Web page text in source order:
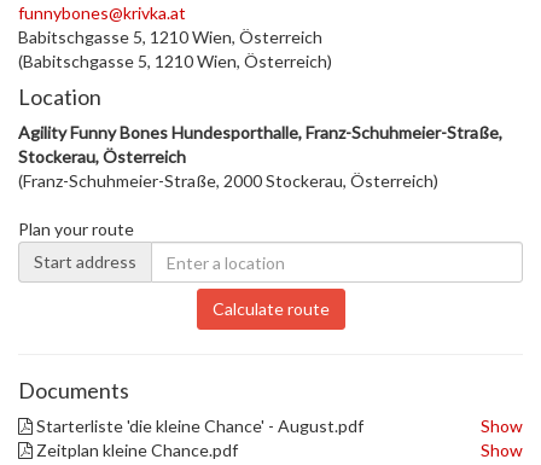
funnybones@krivka.at
Babitschgasse 5, 1210 Wien, Österreich
(Babitschgasse 5, 1210 Wien, Österreich)
Location
Agility Funny Bones Hundesporthalle, Franz-Schuhmeier-Straße,
Stockerau, Österreich
(Franz-Schuhmeier-Straße, 2000 Stockerau, Österreich)
Plan your route
Start address
Calculate route
Documents
Starterliste 'die kleine Chance' - August.pdf
Show
Zeitplan kleine Chance.pdf
Show